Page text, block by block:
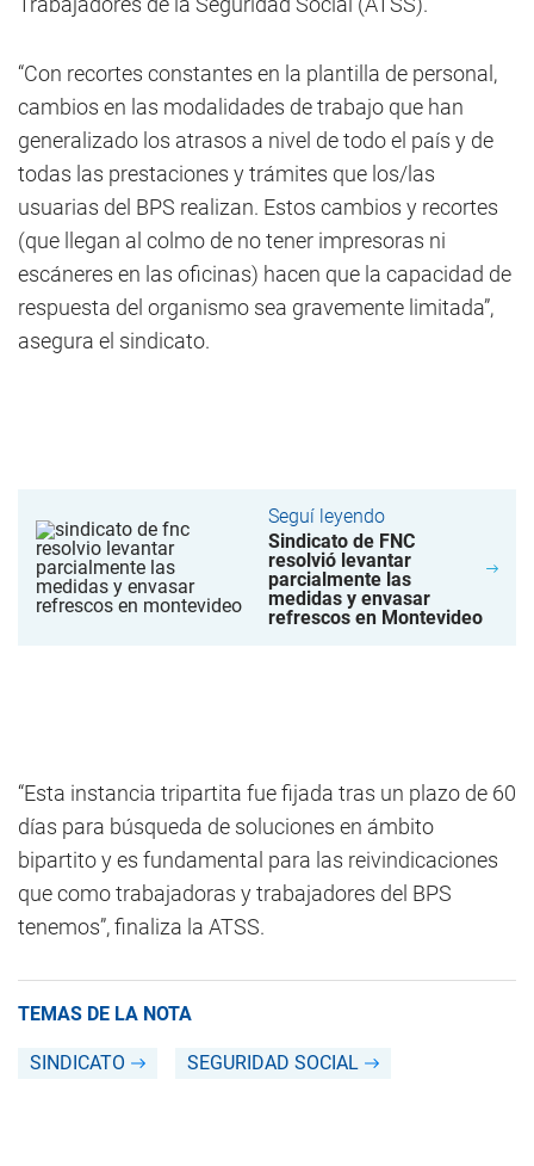
“Con recortes constantes en la plantilla de personal,
cambios en las modalidades de trabajo que han
generalizado los atrasos a nivel de todo el país y de
todas las prestaciones y trámites que los/las
usuarias del BPS realizan. Estos cambios y recortes
(que llegan al colmo de no tener impresoras ni
escáneres en las oficinas) hacen que la capacidad de
respuesta del organismo sea gravemente limitada”,
asegura el sindicato.
Seguí leyendo
Sindicato de FNC
resolvió levantar
parcialmente las
medidas y envasar
refrescos en Montevideo
“Esta instancia tripartita fue fijada tras un plazo de 60
días para búsqueda de soluciones en ámbito
bipartito y es fundamental para las reivindicaciones
que como trabajadoras y trabajadores del BPS
tenemos”, finaliza la ATSS.
TEMAS DE LA NOTA
SINDICATO SEGURIDAD SOCIAL